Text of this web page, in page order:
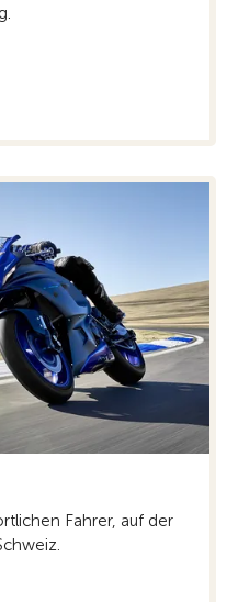
Fahrer, auf der